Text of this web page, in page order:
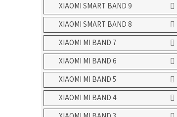
XIAOMI SMART BAND 9
XIAOMI SMART BAND 8
XIAOMI MI BAND 7
XIAOMI MI BAND 6
XIAOMI MI BAND 5
XIAOMI MI BAND 4